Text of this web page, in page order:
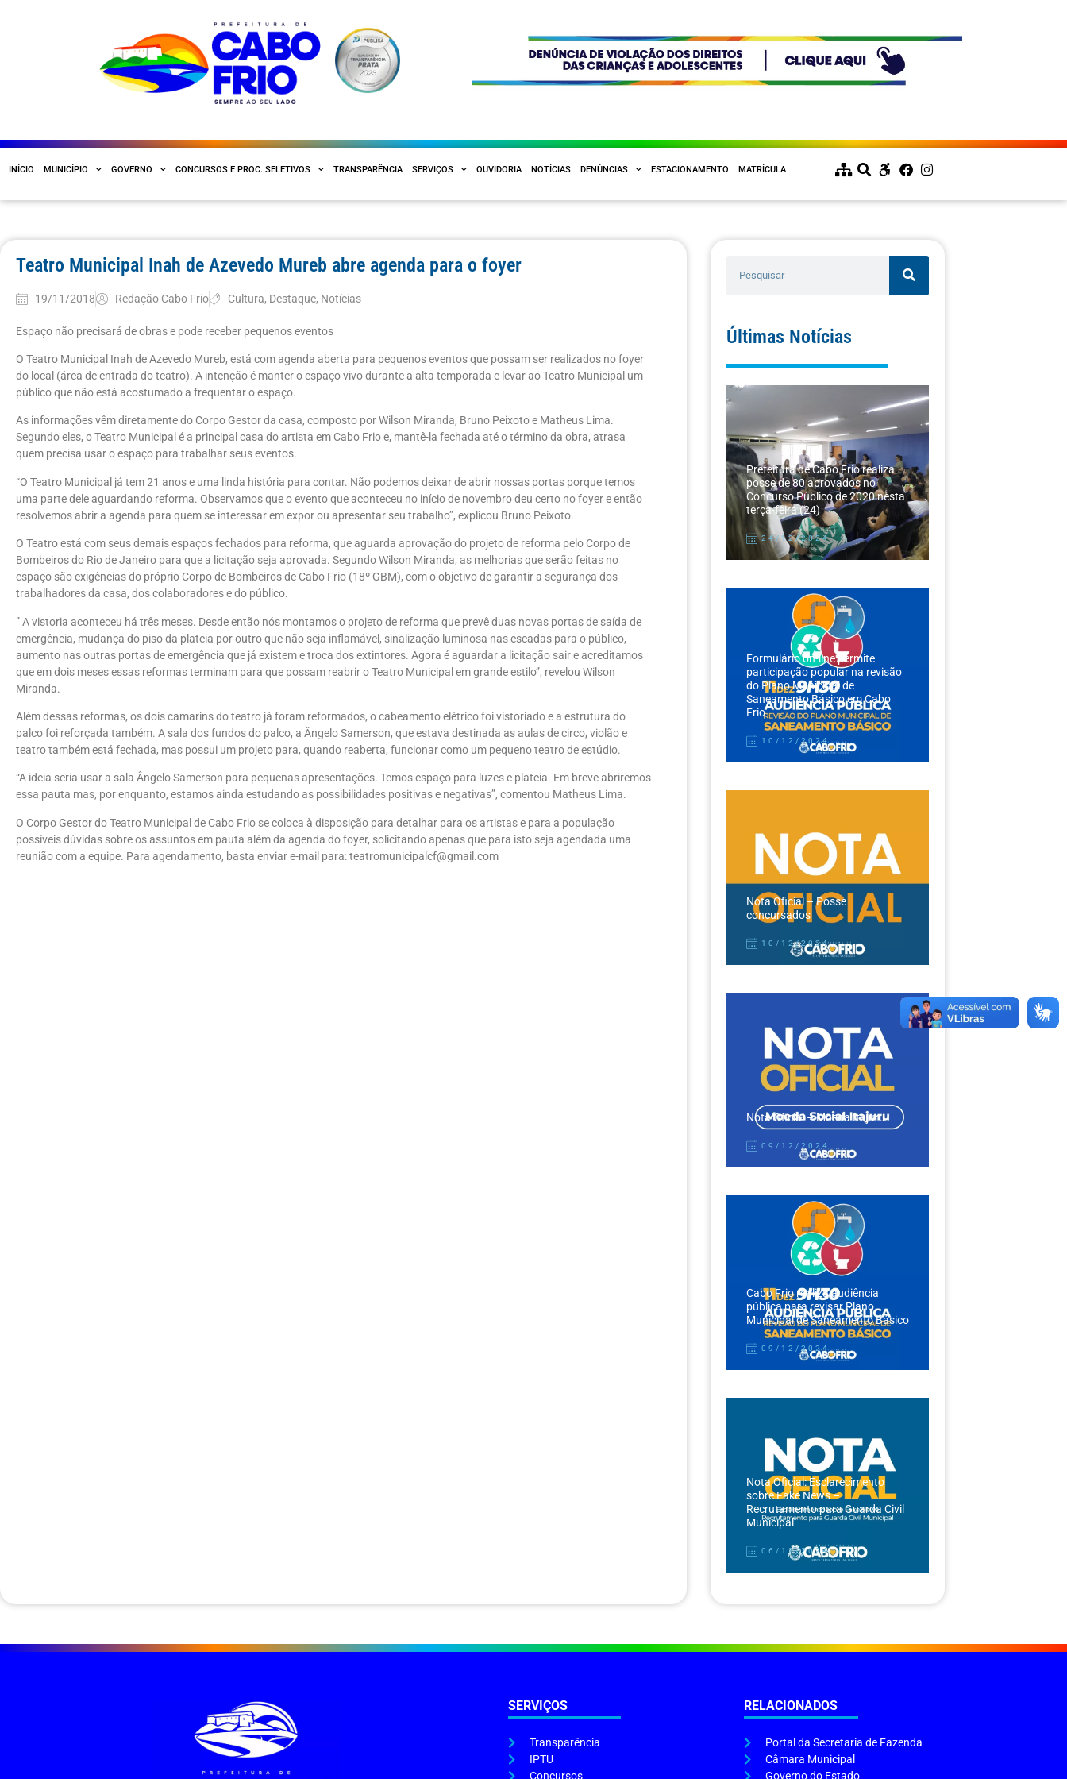
INÍCIO MUNICÍPIO GOVERNO CONCURSOS E PROC. SELETIVOS TRANSPARÊNCIA SERVIÇOS OUVIDORIA NOTÍCIAS DENÚNCIAS ESTACIONAMENTO MATRÍCULA
Teatro Municipal Inah de Azevedo Mureb abre agenda para o foyer
19/11/2018 Redação Cabo Frio Cultura, Destaque, Notícias
Espaço não precisará de obras e pode receber pequenos eventos
O Teatro Municipal Inah de Azevedo Mureb, está com agenda aberta para pequenos eventos que possam ser realizados no foyer
do local (área de entrada do teatro). A intenção é manter o espaço vivo durante a alta temporada e levar ao Teatro Municipal um
público que não está acostumado a frequentar o espaço.
As informações vêm diretamente do Corpo Gestor da casa, composto por Wilson Miranda, Bruno Peixoto e Matheus Lima.
Segundo eles, o Teatro Municipal é a principal casa do artista em Cabo Frio e, mantê-la fechada até o término da obra, atrasa
quem precisa usar o espaço para trabalhar seus eventos.
“O Teatro Municipal já tem 21 anos e uma linda história para contar. Não podemos deixar de abrir nossas portas porque temos
uma parte dele aguardando reforma. Observamos que o evento que aconteceu no início de novembro deu certo no foyer e então
resolvemos abrir a agenda para quem se interessar em expor ou apresentar seu trabalho”, explicou Bruno Peixoto.
O Teatro está com seus demais espaços fechados para reforma, que aguarda aprovação do projeto de reforma pelo Corpo de
Bombeiros do Rio de Janeiro para que a licitação seja aprovada. Segundo Wilson Miranda, as melhorias que serão feitas no
espaço são exigências do próprio Corpo de Bombeiros de Cabo Frio (18º GBM), com o objetivo de garantir a segurança dos
trabalhadores da casa, dos colaboradores e do público.
” A vistoria aconteceu há três meses. Desde então nós montamos o projeto de reforma que prevê duas novas portas de saída de
emergência, mudança do piso da plateia por outro que não seja inflamável, sinalização luminosa nas escadas para o público,
aumento nas outras portas de emergência que já existem e troca dos extintores. Agora é aguardar a licitação sair e acreditamos
que em dois meses essas reformas terminam para que possam reabrir o Teatro Municipal em grande estilo”, revelou Wilson
Miranda.
Além dessas reformas, os dois camarins do teatro já foram reformados, o cabeamento elétrico foi vistoriado e a estrutura do
palco foi reforçada também. A sala dos fundos do palco, a Ângelo Samerson, que estava destinada as aulas de circo, violão e
teatro também está fechada, mas possui um projeto para, quando reaberta, funcionar como um pequeno teatro de estúdio.
“A ideia seria usar a sala Ângelo Samerson para pequenas apresentações. Temos espaço para luzes e plateia. Em breve abriremos
essa pauta mas, por enquanto, estamos ainda estudando as possibilidades positivas e negativas”, comentou Matheus Lima.
O Corpo Gestor do Teatro Municipal de Cabo Frio se coloca à disposição para detalhar para os artistas e para a população
possíveis dúvidas sobre os assuntos em pauta além da agenda do foyer, solicitando apenas que para isto seja agendada uma
reunião com a equipe. Para agendamento, basta enviar e-mail para:teatromunicipalcf@gmail.com
Últimas Notícias
Prefeitura de Cabo Frio realiza
posse de 80 aprovados no
Concurso Público de 2020 nesta
terça-feira (24)
24/12/2024
Formulário on-line permite
participação popular na revisão
do Plano Municipal de
Saneamento Básico em Cabo
Frio
10/12/2024
Nota Oficial – Posse
concursados
10/12/2024
Nota Oficial – Moeda Itajuru
09/12/2024
Cabo Frio realiza audiência
pública para revisar Plano
Municipal de Saneamento Básico
09/12/2024
Nota Oficial: Esclarecimento
sobre Fake News –
Recrutamento para Guarda Civil
Municipal
06/12/2024
SERVIÇOS
Transparência
IPTU
Concursos
RELACIONADOS
Portal da Secretaria de Fazenda
Câmara Municipal
Governo do Estado